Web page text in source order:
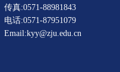
传真:0571-88981843
电话:0571-87951079
Email:kyy@zju.edu.cn